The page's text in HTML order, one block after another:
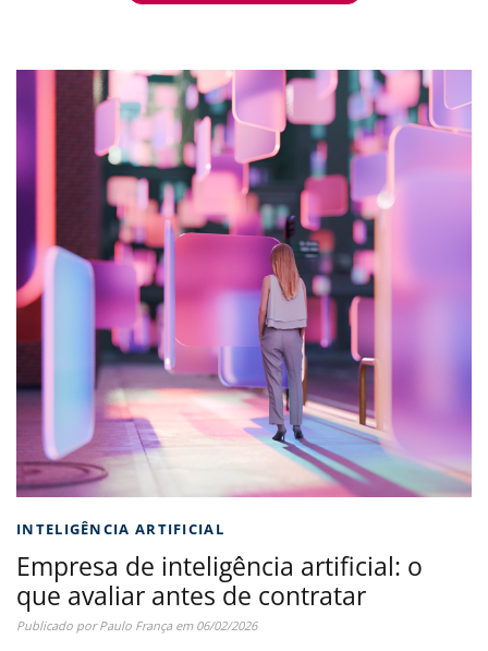
INTELIGÊNCIA ARTIFICIAL
Empresa de inteligência artificial: o
que avaliar antes de contratar
Publicado porPaulo Françaem 06/02/2026